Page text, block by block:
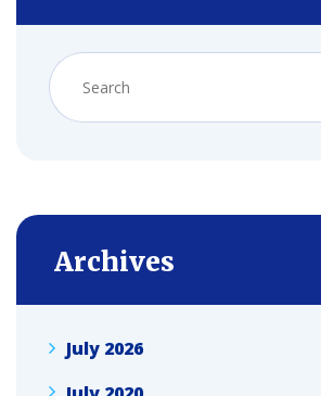
Archives
July 2026